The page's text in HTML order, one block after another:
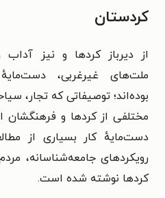
کردستان
از دیرباز کردها و نیز
ملت‌های غیرغربی،
بوده‌اند؛ توصیفاتی که تجار،
مختلفی از کردها و فرهنگشان
دست‌مایهٔ کار بسیاری از
رویکردهای جامعه‌شناسانه،
کردها نوشته شده است.